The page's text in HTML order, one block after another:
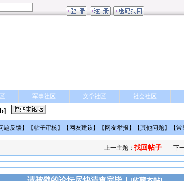
军事社区 文学社区 社会社区
题反馈】【帖子审核】【 网友建议 】【 网友举报 】【其他问题 】【常
上一主题： 找回帖子 下